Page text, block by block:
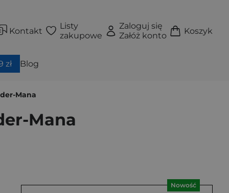
Kontakt
Listy
zakupowe
Zaloguj się
Załóż konto
Koszyk
zł Blog
Mana
Mana
Nowość